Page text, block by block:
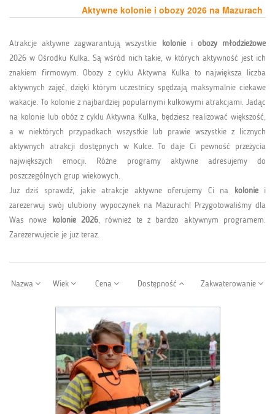
Aktywne kolonie i obozy 2026 na Mazurach
Atrakcje aktywne zagwarantują wszystkie koloniei obozy młodzieżowe
2026 w Ośrodku Kulka. Są wśród nich takie, w których aktywność jest ich
znakiem firmowym. Obozy z cyklu Aktywna Kulka to największa liczba
aktywnych zajęć, dzięki którym uczestnicy spędzają maksymalnie ciekawe
wakacje. To kolonie z najbardziej popularnymi kulkowymi atrakcjami. Jadąc
na kolonie lub obóz z cyklu Aktywna Kulka, będziesz realizować większość,
a w niektórych przypadkach wszystkie lub prawie wszystkie z licznych
aktywnych atrakcji dostępnych w Kulce. To daje Ci pewność przeżycia
największych emocji. Różne programy aktywne adresujemy do
poszczególnych grup wiekowych.
Już dziś sprawdź, jakie atrakcje aktywne oferujemy Ci na kolonie i
zarezerwuj swój ulubiony wypoczynek na Mazurach! Przygotowaliśmy dla
Was nowe kolonie 2026, również te z bardzo aktywnym programem.
Zarezerwujecie je już teraz.
Nazwa Wiek Cena Dostępność Zakwaterowanie